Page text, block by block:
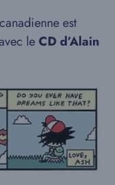
est
leCD d’Alain